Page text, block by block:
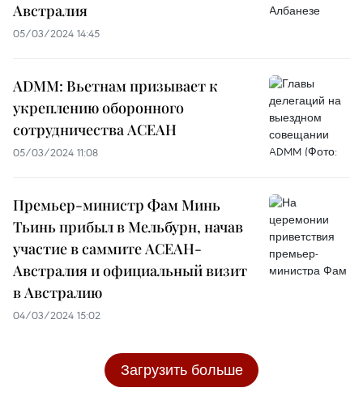
Австралия
05/03/2024 14:45
ADMM: Вьетнам призывает к
укреплению оборонного
сотрудничества АСЕАН
05/03/2024 11:08
Премьер-министр Фам Минь
Тьинь прибыл в Мельбурн, начав
участие в саммите АСЕАН-
Австралия и официальный визит
в Австралию
04/03/2024 15:02
Загрузить больше